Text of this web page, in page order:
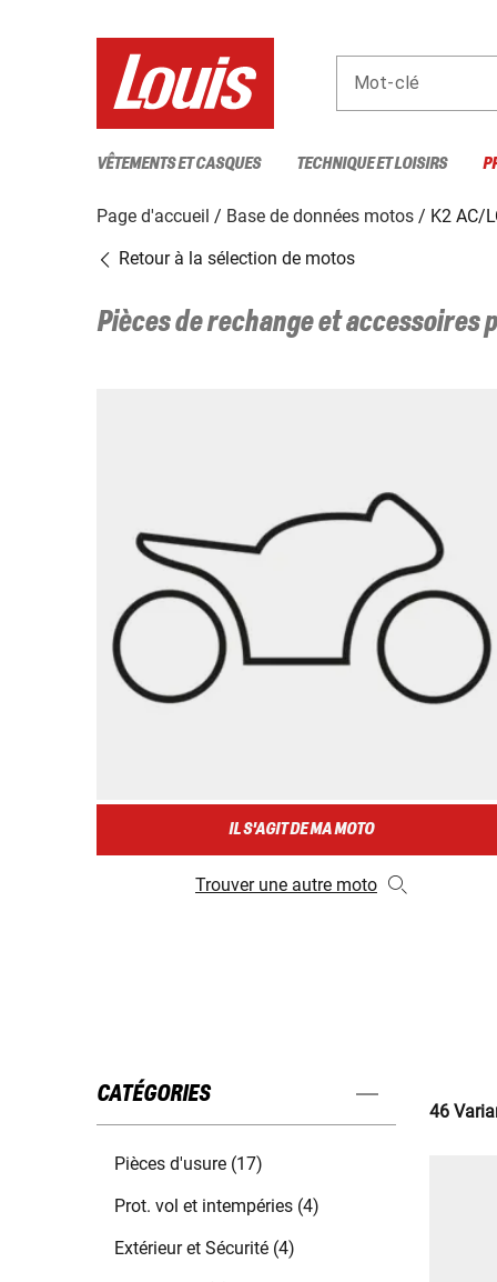
Mot-clé
VÊTEMENTS ET CASQUES TECHNIQUE ET LOISIRS
Page d'accueil Base de données motos
K2 AC/
Retour à la sélection de motos
Pièces de rechange et accessoires
IL S'AGIT DE MA MOTO
Trouver une autre moto
CATÉGORIES
Pièces d'usure (17)
Prot. vol et intempéries (4)
Extérieur et Sécurité (4)
46